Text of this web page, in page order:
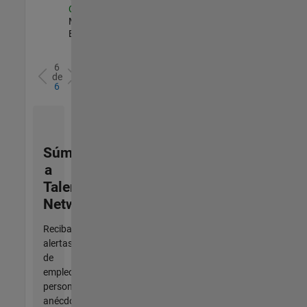
Clara
Marketing |
Experimentado
6
de
6
Súmese
a
Talent
Network
Reciba
alertas
de
empleo
personalizadas,
anécdotas